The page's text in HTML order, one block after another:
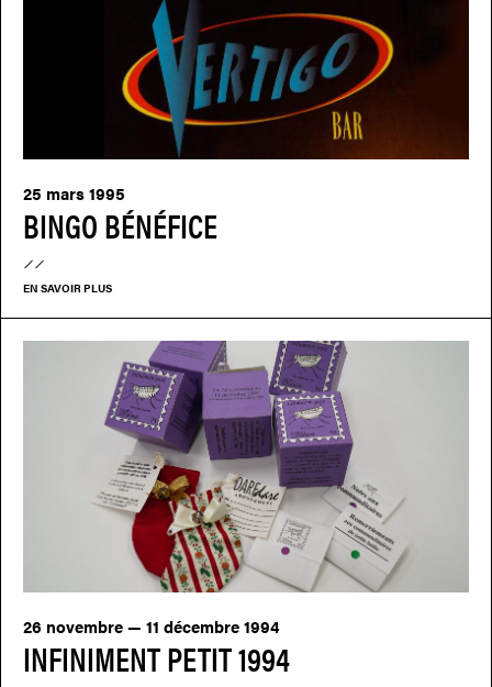
BINGO BÉNÉFICE
25 mars 1995
EN SAVOIR PLUS
INFINIMENT PETIT 1994
26 novembre — 11 décembre 1994